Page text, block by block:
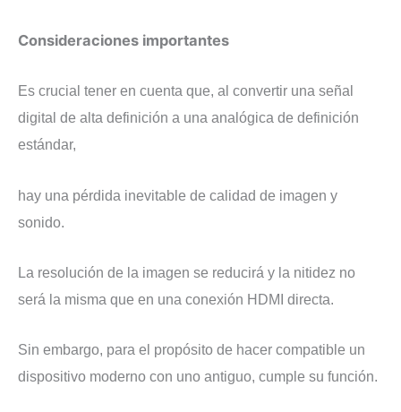
Consideraciones importantes
Es crucial tener en cuenta que, al convertir una señal
digital de alta definición a una analógica de definición
estándar,
hay una pérdida inevitable de calidad de imagen y
sonido.
La resolución de la imagen se reducirá y la nitidez no
será la misma que en una conexión HDMI directa.
Sin embargo, para el propósito de hacer compatible un
dispositivo moderno con uno antiguo, cumple su función.